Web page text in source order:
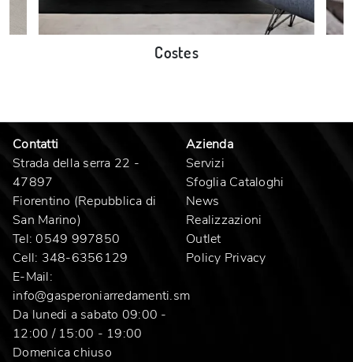
Costes
Contatti
Strada della serra 22 -
47897
Fiorentino (Repubblica di
San Marino)
Tel: 0549 997850
Cell: 348-6356129
E-Mail:
info@gasperoniarredamenti.sm
Da lunedi a sabato 09:00 -
12:00 / 15:00 - 19:00
Domenica chiuso
Azienda
Servizi
Sfoglia Cataloghi
News
Realizzazioni
Outlet
Policy Privacy